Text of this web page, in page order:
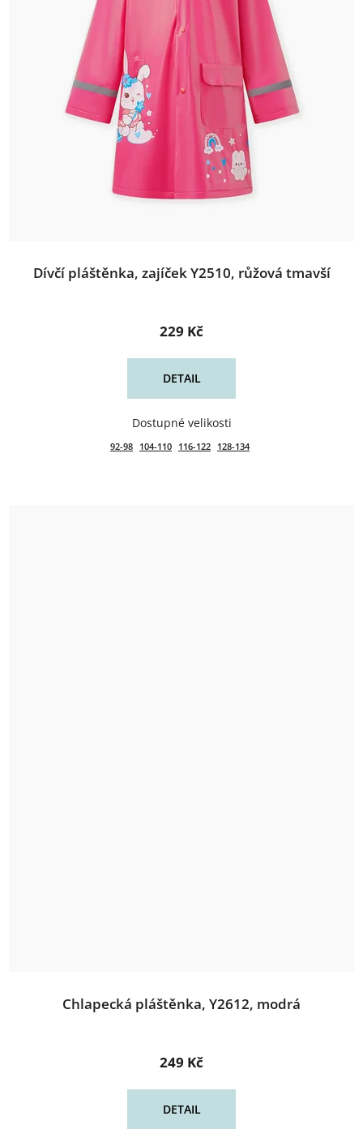
Dívčí pláštěnka, zajíček Y2510, růžová tmavší
229 Kč
DETAIL
92-98 104-110 116-122 128-134
Chlapecká pláštěnka, Y2612, modrá
249 Kč
DETAIL